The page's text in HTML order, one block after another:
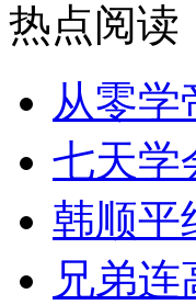
热点阅读
从零学
七天学
韩顺平
兄弟